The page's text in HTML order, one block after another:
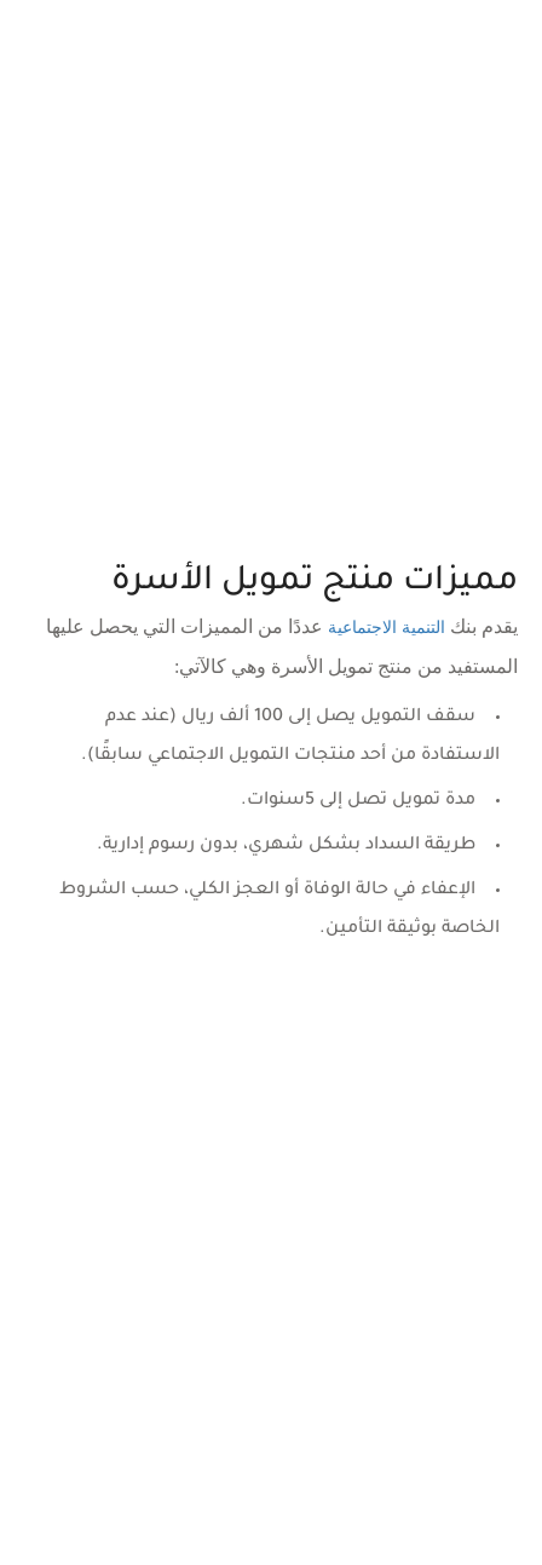
مميزات منتج تمويل الأسرة
يقدم بنك التنمية الاجتماعية عددًا من المميزات التي يحصل عليها
المستفيد من منتج تمويل الأسرة وهي كالآتي:
سقف التمويل يصل إلى 100 ألف ريال (عند عدم
الاستفادة من أحد منتجات التمويل الاجتماعي سابقًا).
مدة تمويل تصل إلى 5سنوات.
طريقة السداد بشكل شهري، بدون رسوم إدارية.
الإعفاء في حالة الوفاة أو العجز الكلي، حسب الشروط
الخاصة بوثيقة التأمين.